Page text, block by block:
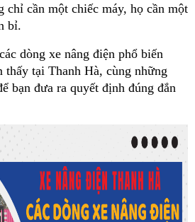
chỉ cần một chiếc máy, họ cần một
bỉ.
dòng xe nâng điện phổ biến
thấy tại Thanh Hà, cùng những
bạn đưa ra quyết định đúng đắn